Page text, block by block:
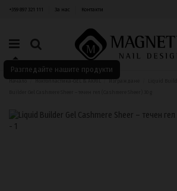
+359 897 321 111 За нас Контакти
Разгледайте нашите продукти
Начало Ноктопластика-GEL & AKRIL Изграждане